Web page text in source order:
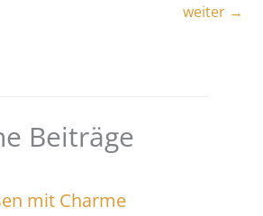
weiter →
Beiträge
mit Charme